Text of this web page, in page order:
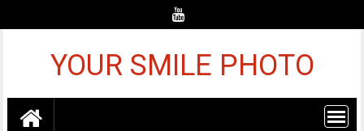
YOUR SMILE PHOTO